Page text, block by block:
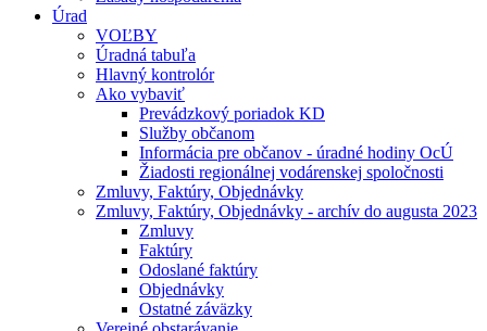
Úrad
VOĽBY
Úradná tabuľa
Hlavný kontrolór
Ako vybaviť
Prevádzkový poriadok KD
Služby občanom
Informácia pre občanov - úradné hodiny OcÚ
Žiadosti regionálnej vodárenskej spoločnosti
Zmluvy, Faktúry, Objednávky
Zmluvy, Faktúry, Objednávky - archív do augusta 2023
Zmluvy
Faktúry
Odoslané faktúry
Objednávky
Ostatné záväzky